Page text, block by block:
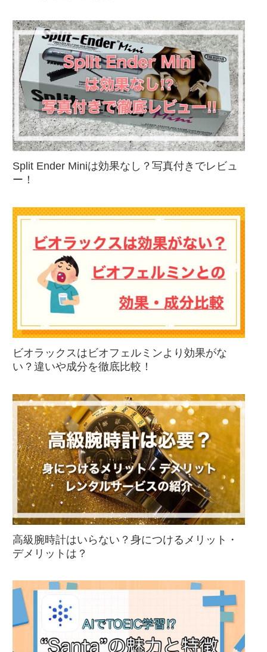
Split Ender Miniは効果なし？写真付きでレビュ
ー！
ビオラックスはビオフェルミンより効果がな
い？違いや成分を徹底比較！
高級腕時計はいらない？身につけるメリット・
デメリットは？